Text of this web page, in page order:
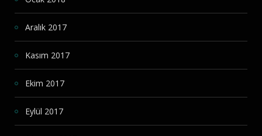
Aralık 2017
Kasım 2017
Ekim 2017
Eylül 2017